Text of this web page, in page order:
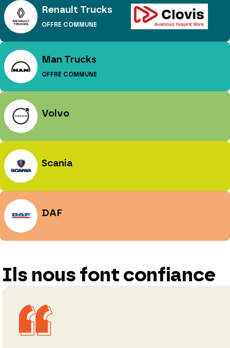
Renault Trucks
OFFRE COMMUNE
Man Trucks
OFFRE COMMUNE
Volvo
Scania
DAF
Ils nous font confiance